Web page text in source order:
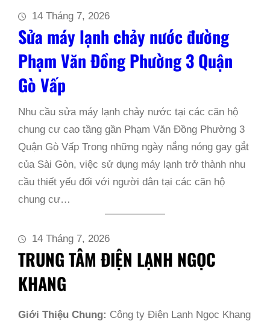
14 Tháng 7, 2026
Sửa máy lạnh chảy nước đường
Phạm Văn Đồng Phường 3 Quận
Gò Vấp
Nhu cầu sửa máy lạnh chảy nước tại các căn hộ
chung cư cao tầng gần Phạm Văn Đồng Phường 3
Quận Gò Vấp Trong những ngày nắng nóng gay gắt
của Sài Gòn, việc sử dụng máy lạnh trở thành nhu
cầu thiết yếu đối với người dân tại các căn hộ
chung cư…
14 Tháng 7, 2026
TRUNG TÂM ĐIỆN LẠNH NGỌC
KHANG
Giới Thiệu Chung: Công ty Điện Lạnh Ngọc Khang